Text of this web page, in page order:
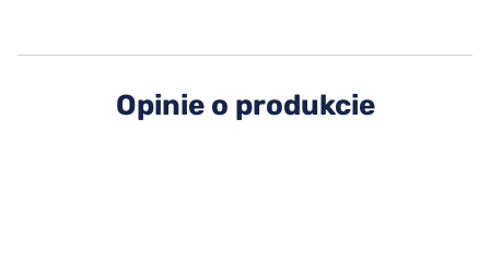
Opinie o produkcie